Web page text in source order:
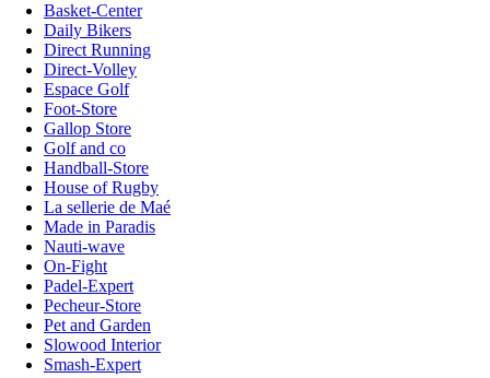
Basket-Center
Daily Bikers
Direct Running
Direct-Volley
Espace Golf
Foot-Store
Gallop Store
Golf and co
Handball-Store
House of Rugby
La sellerie de Maé
Made in Paradis
Nauti-wave
On-Fight
Padel-Expert
Pecheur-Store
Pet and Garden
Slowood Interior
Smash-Expert